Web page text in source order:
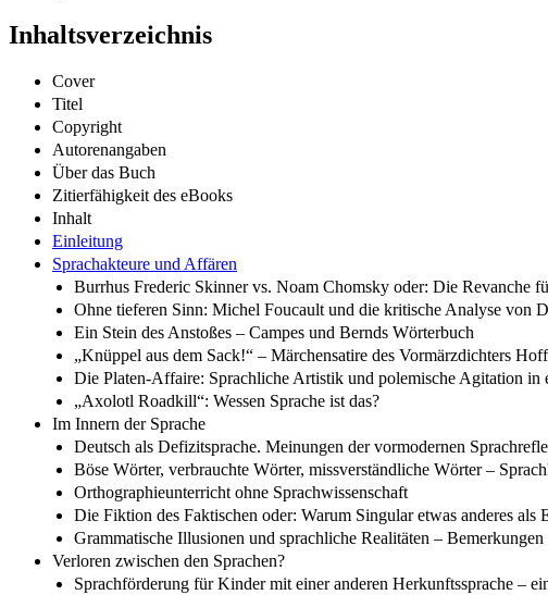
Inhaltsverzeichnis
Cover
Titel
Copyright
Autorenangaben
Über das Buch
Zitierfähigkeit des eBooks
Inhalt
Einleitung
Sprachakteure und Affären
Burrhus Frederic Skinner vs. Noam Chomsky oder: Die Revanche
Ohne tieferen Sinn: Michel Foucault und die kritische Analyse von
Ein Stein des Anstoßes – Campes und Bernds Wörterbuch
„Knüppel aus dem Sack!“ – Märchensatire des Vormärzdichters
Die Platen-Affaire: Sprachliche Artistik und polemische Agitation in
„Axolotl Roadkill“: Wessen Sprache ist das?
Im Innern der Sprache
Deutsch als Defizitsprache. Meinungen der vormodernen
Böse Wörter, verbrauchte Wörter, missverständliche Wörter –
Orthographieunterricht ohne Sprachwissenschaft
Die Fiktion des Faktischen oder: Warum Singular etwas anderes als
Grammatische Illusionen und sprachliche Realitäten –
Verloren zwischen den Sprachen?
Sprachförderung für Kinder mit einer anderen Herkunftssprache –